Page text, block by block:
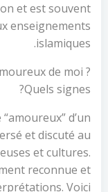
et est souvent
enseignements
islamiques.
de moi ?
Quels signes?
d’un
et discuté au
et cultures.
reconnue et
Voici